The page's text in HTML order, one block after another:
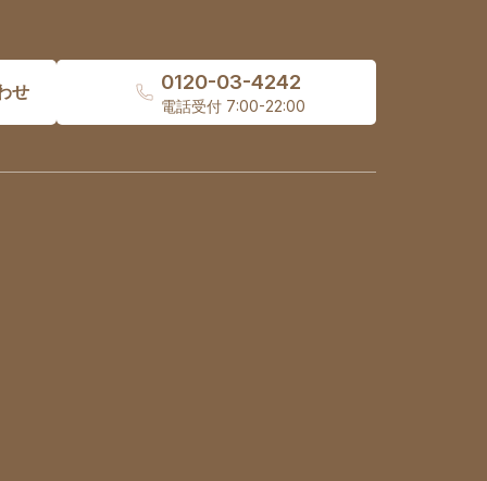
せ 0120-03-4242
電話受付 7:00-22:00